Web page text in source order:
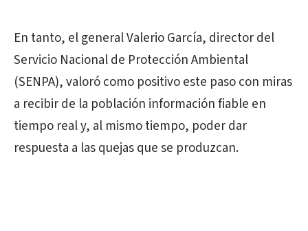
En tanto, el general Valerio García, director del
Servicio Nacional de Protección Ambiental
(SENPA), valoró como positivo este paso con miras
a recibir de la población información fiable en
tiempo real y, al mismo tiempo, poder dar
respuesta a las quejas que se produzcan.